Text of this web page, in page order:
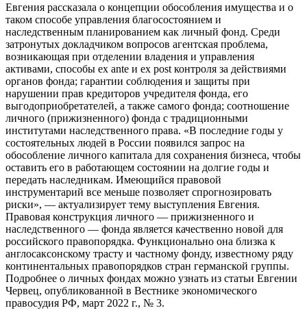
Евгения рассказала о концепции обособления имущества и о
таком способе управления благосостоянием и
наследственным планированием как личный фонд. Среди
затронутых докладчиком вопросов агентская проблема,
возникающая при отделении владения и управления
активами, способы ex ante и ex post контроля за действиями
органов фонда; гарантии соблюдения и защиты при
нарушении прав кредиторов учредителя фонда, его
выгодоприобретателей, а также самого фонда; соотношение
личного (прижизненного) фонда с традиционными
институтами наследственного права. «В последние годы у
состоятельных людей в России появился запрос на
обособление личного капитала для сохранения бизнеса, чтобы
оставить его в работающем состоянии на долгие годы и
передать наследникам. Имеющийся правовой
инструментарий все меньше позволяет спрогнозировать
риски», — актуализирует тему выступления Евгения.
Правовая конструкция личного — прижизненного и
наследственного — фонда является качественно новой для
российского правопорядка. Функционально она близка к
англосаксонскому трасту и частному фонду, известному ряду
континентальных правопорядков стран германской группы.
Подробнее о личных фондах можно узнать из статьи Евгении
Червец, опубликованной в Вестнике экономического
правосудия РФ, март 2022 г., № 3.